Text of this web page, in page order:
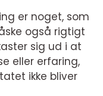
er noget, som
også rigtigt
sig ud i at
eller erfaring,
ikke bliver